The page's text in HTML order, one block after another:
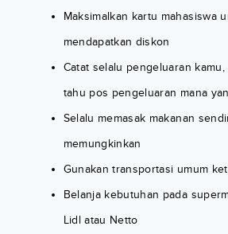
Maksimalkan kartu mahasiswa
mendapatkan diskon
Catat selalu pengeluaran
tahu pos pengeluaran mana
Selalu memasak makanan
memungkinkan
Gunakan transportasi umum
Belanja kebutuhan pada
Lidl atau Netto